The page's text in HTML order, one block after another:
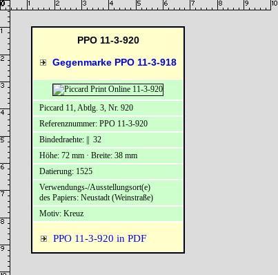
PPO 11-3-920
Gegenmarke PPO 11-3-918
PPO 11-3-920 in PDF
Piccard 11, Abtlg. 3, Nr. 920
Referenznummer: PPO 11-3-920
Bindedraehte: || 32
Höhe: 72 mm · Breite: 38 mm
Datierung: 1525
Verwendungs-/Ausstellungsort(e)
des Papiers: Neustadt (Weinstraße)
Motiv: Kreuz